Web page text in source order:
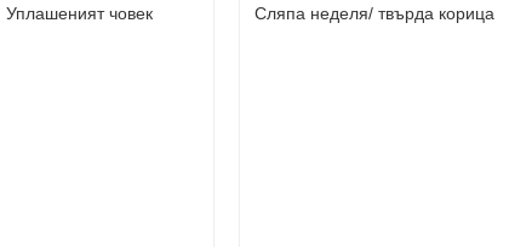
Уплашеният човек Сляпа неделя/ твърда корица